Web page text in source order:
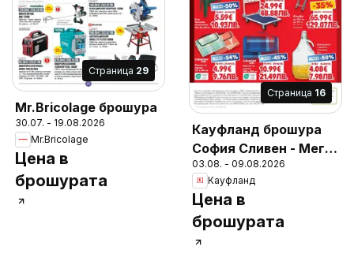
Cтраница 29
Mr.Bricolage брошура
30.07. - 19.08.2026
Mr.Bricolage
Цена в
брошурата
Cтраница 16
Кауфланд брошура
София Сливен - Мега
оферти
03.08. - 09.08.2026
Кауфланд
Цена в
брошурата